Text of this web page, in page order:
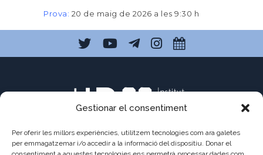
Gestionar el consentiment
Per oferir les millors experiències, utilitzem tecnologies com ara galetes
per emmagatzemar i/o accedir a la informació del dispositiu. Donar el
Prova: 20 de maig de 2026 a les 9:30 h